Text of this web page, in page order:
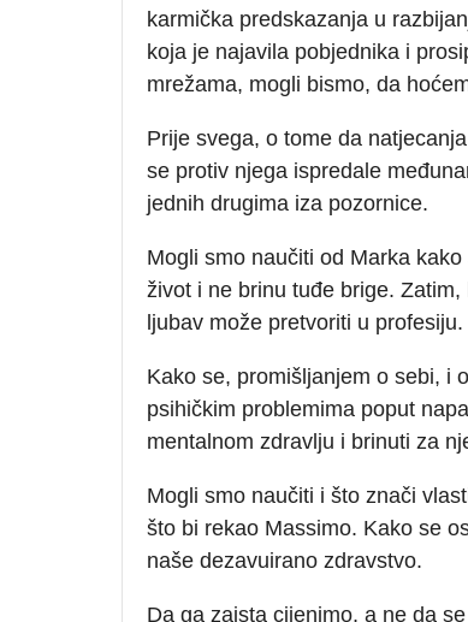
karmička predskazanja u
koja je najavila pobjednika i
mrežama, mogli bismo, da
Prije svega, o tome da
se protiv njega ispredale
jednih drugima iza pozornice.
Mogli smo naučiti od Marka
život i ne brinu tuđe brige.
ljubav može pretvoriti u profesiju.
Kako se, promišljanjem o sebi, i
psihičkim problemima poput
mentalnom zdravlju i brinuti za
Mogli smo naučiti i što znači
što bi rekao Massimo. Kako se
naše dezavuirano zdravstvo.
Da ga zaista cijenimo, a ne da